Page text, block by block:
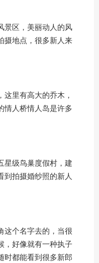
景区，美丽动人的风
摄地点，很多新人来
里有高大的乔木，
情人桥情人岛是许多
星级鸟巢度假村，建
到拍摄婚纱照的新人
这个名字去的，当很
，好像就有一种执子
时都能看到很多新郎